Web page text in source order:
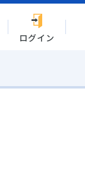
ログイン